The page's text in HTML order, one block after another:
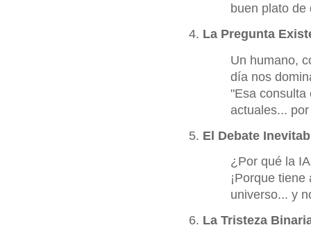
buen plato
La Pregunta
Un humano,
día nos
"Esa consulta
actuales...
El Debate
¿Por qué la
¡Porque
universo... y
La Tristeza